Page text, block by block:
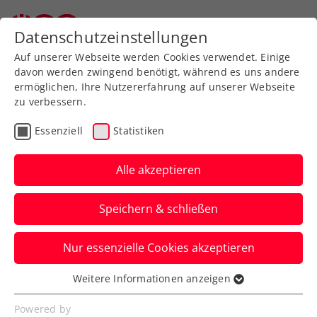
Zurück zur Newsübersicht
ITF Turniere
Carinthian Lake’s Trophy:
Heimsieg für Neuchrist in
Warmbad Villach
Der Doppeltitel in der ersten Woche der
ITF-Heimturnierserie geht an den ÖTV-
Routinier.
Verfasst von: Manuel Wachta, 02.06.2025
Datenschutzeinstellungen
Auf unserer Webseite werden Cookies verwendet. Einige
davon werden zwingend benötigt, während es uns andere
ermöglichen, Ihre Nutzererfahrung auf unserer Webseite
zu verbessern.
Essenziell Statistiken
Alle akzeptieren
Speichern & schließen
Nur essenzielle Cookies akzeptieren
Essenziell
Essenzielle Cookies werden für grundlegende
Weitere Informationen anzeigen
Powered by